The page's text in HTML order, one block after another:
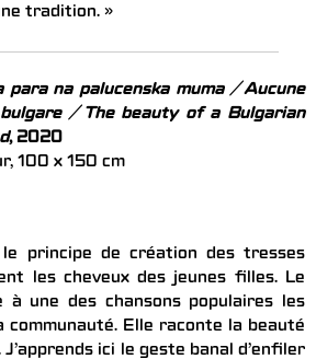
tradition. »
para na palucenska muma/ Aucune
bulgare / The beauty of a Bulgarian
, 2020
100 x 150 cm
principe de création des tresses
les cheveux des jeunes filles. Le
une des chansons populaires les
communauté. Elle raconte la beauté
ici le geste banal d’enfiler